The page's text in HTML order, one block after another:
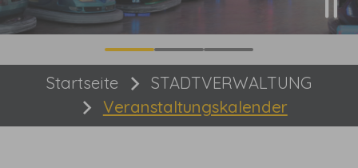
Sie sind hier:Startseite
STADTVERWALTUNG
Veranstaltungskalender